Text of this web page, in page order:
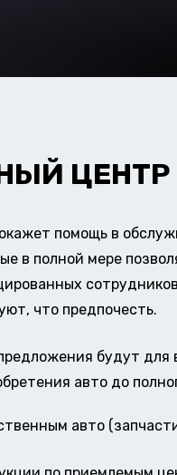
помощь в
в полной мере
что предпочесть.
будут
авто до
авто